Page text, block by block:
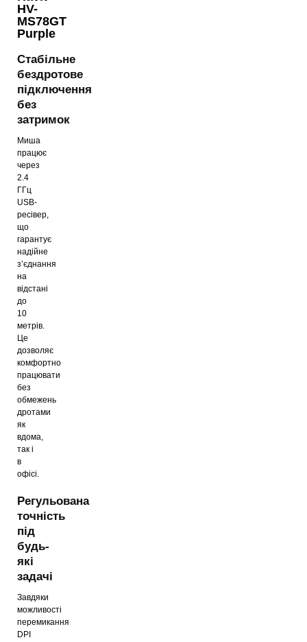
HV-
MS78GT
Purple
Стабільне
бездротове
підключення
без
затримок
Миша
працює
через
2.4
ГГц
USB-
ресівер,
що
гарантує
надійне
з’єднання
на
відстані
до
10
метрів.
Це
дозволяє
комфортно
працювати
без
обмежень
дротами
як
вдома,
так і
в
офісі.
Регульована
точність
під
будь-
які
задачі
Завдяки
можливості
перемикання
DPI